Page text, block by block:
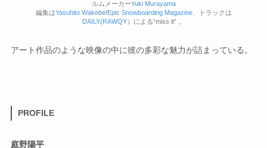
ルムメーカーYuki Murayama
編集はYasuhito Wakebe/Epic Snowboarding Magazine、トラックは
DAILY(RAWQY） による“miss it” 。
アート作品のような映像の中に彼の多彩な魅力が詰まっている。
PROFILE
庭野陽平